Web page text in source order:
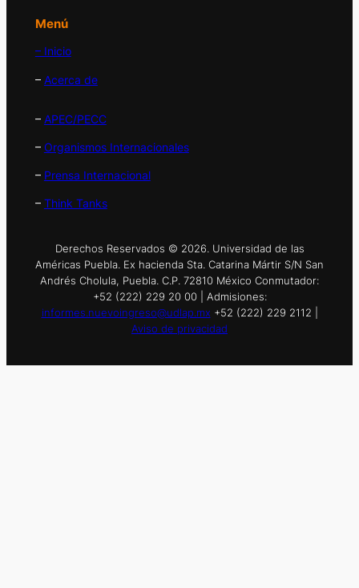
Menú
– Inicio
– Acerca de
– APEC/PECC
– Organismos Internacionales
– Prensa Internacional
– Think Tanks
Derechos Reservados © 2026. Universidad de las
Américas Puebla. Ex hacienda Sta. Catarina Mártir S/N San
Andrés Cholula, Puebla. C.P. 72810 México Conmutador:
+52 (222) 229 20 00 | Admisiones:
informes.nuevoingreso@udlap.mx +52 (222) 229 2112 |
Aviso de privacidad